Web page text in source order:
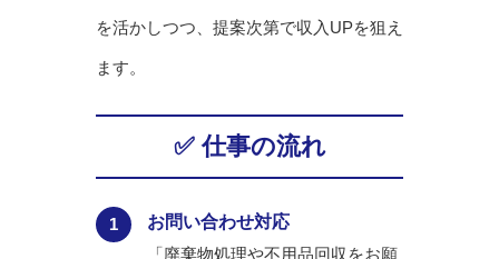
を活かしつつ、提案次第で収入UPを狙え
ます。
✅ 仕事の流れ
1
お問い合わせ対応
「廃棄物処理や不用品回収をお願